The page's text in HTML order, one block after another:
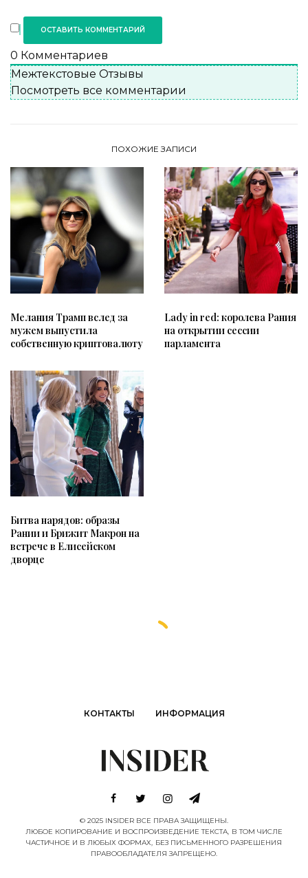
0 Комментариев
Межтекстовые Отзывы
Посмотреть все комментарии
ПОХОЖИЕ ЗАПИСИ
Мелания Трамп вслед за
мужем выпустила
собственную криптовалюту
Lady in red: королева Рания
на открытии сессии
парламента
Битва нарядов: образы
Рании и Брижит Макрон на
встрече в Елисейском
дворце
КОНТАКТЫ ИНФОРМАЦИЯ
© 2025 INSIDER ВСЕ ПРАВА ЗАЩИЩЕНЫ.
ЛЮБОЕ КОПИРОВАНИЕ И ВОСПРОИЗВЕДЕНИЕ ТЕКСТА, В ТОМ ЧИСЛЕ
ЧАСТИЧНОЕ И В ЛЮБЫХ ФОРМАХ, БЕЗ ПИСЬМЕННОГО РАЗРЕШЕНИЯ
ПРАВООБЛАДАТЕЛЯ ЗАПРЕЩЕНО.